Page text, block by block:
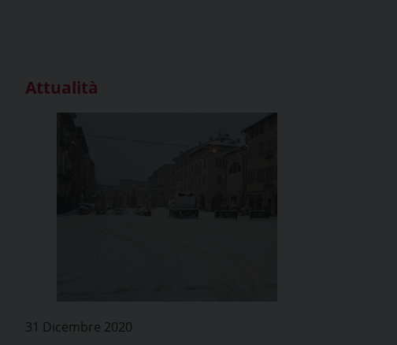
Attualità
31 Dicembre 2020